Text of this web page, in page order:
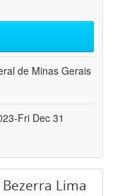
de Minas Gerais
Fri Dec 31
Lima